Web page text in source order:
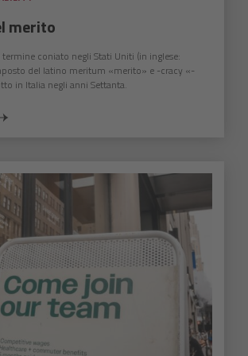
merito
coniato negli Stati Uniti (in inglese:
del latino meritum «merito» e -cracy «-
in Italia negli anni Settanta.